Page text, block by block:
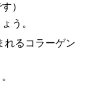
）
う。
れるコラーゲン